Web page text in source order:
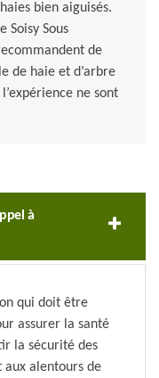
bien aiguisés.
Soisy Sous
de
de haie et d’arbre
ne sont
à
qui doit être
assurer la santé
la sécurité des
aux alentours de